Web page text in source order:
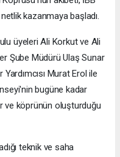
kazanmaya başladı.
üyeleri Ali Korkut ve Ali
Şube Müdürü Ulaş Sunar
Yardımcısı Murat Erol ile
bugüne kadar
ve köprünün oluşturduğu
teknik ve saha